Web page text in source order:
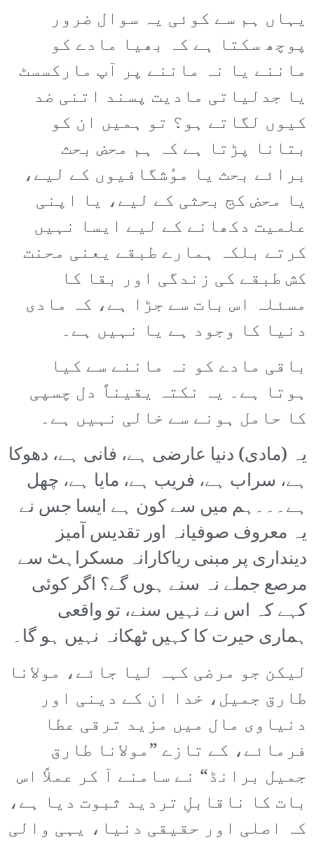
یہاں ہم سے کوئی یہ سوال ضرور
پوچھ سکتا ہے کہ بھیا مادے کو
ماننے یا نہ ماننے پر آپ مارکسسٹ
یا جدلیاتی مادیت پسند اتنی ضد
کیوں لگاتے ہو؟ تو ہمیں ان کو
بتانا پڑتا ہے کہ ہم محض بحث
برائے بحث یا موُشگافیوں کے لیے،
یا محض کج بحثی کے لیے، یا اپنی
علمیت دکھانے کے لیے ایسا نہیں
کرتے بلکہ ہمارے طبقے یعنی محنت
کش طبقے کی زندگی اور بقا کا
مسئلہ اس بات سے جڑا ہے، کہ مادی
دنیا کا وجود ہے یا نہیں ہے۔
باقی مادے کو نہ ماننے سے کیا
ہوتا ہے۔ یہ نکتہ یقیناً دل چسپی
کا حامل ہونے سے خالی نہیں ہے۔
یہ (مادی) دنیا عارضی ہے، فانی ہے، دھوکا
ہے، سراب ہے، فریب ہے، مایا ہے، چھل
ہے۔۔۔ہم میں سے کون ہے ایسا جس نے
یہ معروف صوفیانہ اور تقدیس آمیز
دینداری پر مبنی ریاکارانہ مسکراہٹ سے
مرصع جملے نہ سنے ہوں گے؟ اگر کوئی
کہے کہ اس نے نہیں سنے، تو واقعی
ہماری حیرت کا کہیں ٹھکانہ نہیں ہو گا۔
لیکن جو مرضی کہہ لیا جائے، مولانا
طارق جمیل، خدا ان کے دینی اور
دنیاوی مال میں مزید ترقی عطا
فرمائے، کے تازے ”مولانا طارق
جمیل برانڈ“ نے سامنے آ کر عملاً اس
بات کا ناقابلِ تردید ثبوت دیا ہے،
کہ اصلی اور حقیقی دنیا، یہی والی